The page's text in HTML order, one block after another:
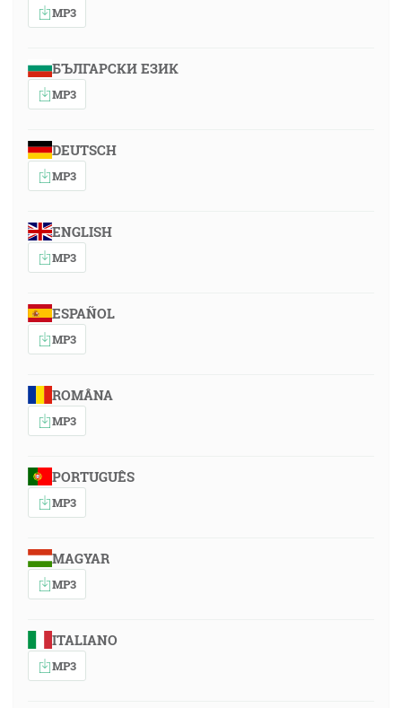
MP3
БЪЛГАРСКИ ЕЗИК
MP3
DEUTSCH
MP3
ENGLISH
MP3
ESPAÑOL
MP3
ROMÂNA
MP3
PORTUGUÊS
MP3
MAGYAR
MP3
ITALIANO
MP3